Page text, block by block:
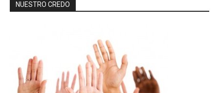
NUESTRO CREDO